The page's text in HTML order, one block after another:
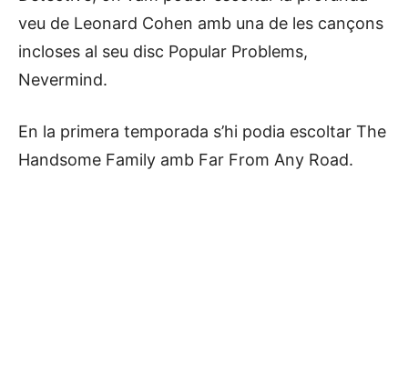
veu de Leonard Cohen amb una de les cançons
incloses al seu disc Popular Problems,
Nevermind.
En la primera temporada s’hi podia escoltar The
Handsome Family amb Far From Any Road.